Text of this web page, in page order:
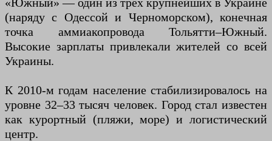
(наряду с Одессой и Черноморском), конечная
точка аммиакопровода Тольятти–Южный.
Высокие зарплаты привлекали жителей со всей
Украины.
К 2010-м годам население стабилизировалось на
уровне 32–33 тысяч человек. Город стал известен
как курортный (пляжи, море) и логистический
центр.